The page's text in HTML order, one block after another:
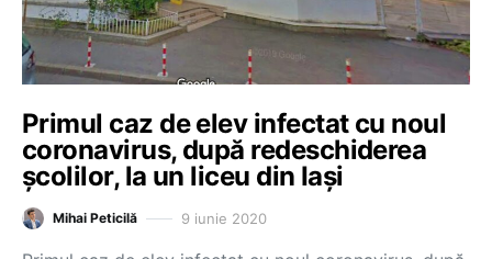
Primul caz de elev infectat cu noul
coronavirus, după redeschiderea
școlilor, la un liceu din Iași
Mihai Peticilă 9 iunie 2020